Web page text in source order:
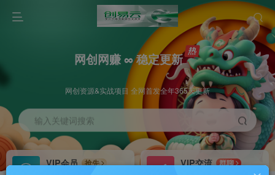
网创网赚 ∞ 稳定更新
网创资源&实战项目 全网首发全年365天更新
输入关键词搜索
VIP会员
抢先
VIP交流
群聊